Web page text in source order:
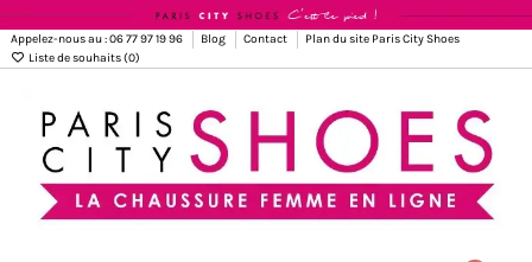
Appelez-nous au : 06 77 97 19 96 Blog Contact
Plan du site Paris City Shoes
Liste de souhaits (0)